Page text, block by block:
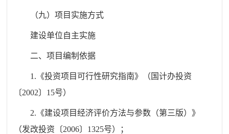
（九）项目实施方式
建设单位自主实施
二、项目编制依据
1.《投资项目可行性研究指南》（国计办投资
〔2002〕15号）
2.《建设项目经济评价方法与参数（第三版）》
（发改投资〔2006〕1325号）；